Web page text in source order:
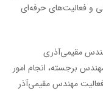
و فعالیت‌های حرفه‌ای
مقیمی‌آذری
برجسته، انجام امور
مهندس مقیمی‌آذر